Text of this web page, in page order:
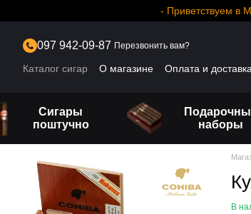
- Приветствуем в
097 942-09-87 Перезвонить вам?
Каталог сигар О магазине Оплата и доставка
Сигары
поштучно
наборы
В